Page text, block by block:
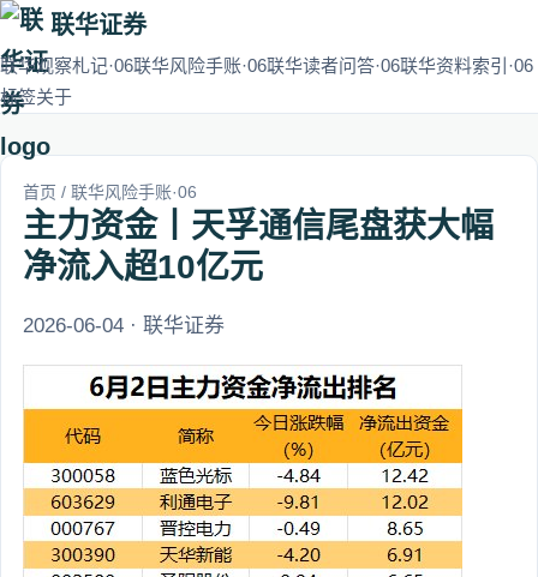
联华证券
联华观察札记·06联华风险手账·06联华读者问答·06联华资料索引·06
标签关于
首页 / 联华风险手账·06
主力资金丨天孚通信尾盘获大幅
净流入超10亿元
2026-06-04 · 联华证券